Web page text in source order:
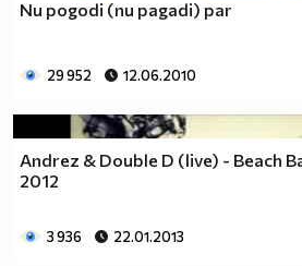
Nu pogodi (nu pagadi) par
29 952 12.06.2010
Andrez & Double D (live) - Beach
2012
3 936 22.01.2013